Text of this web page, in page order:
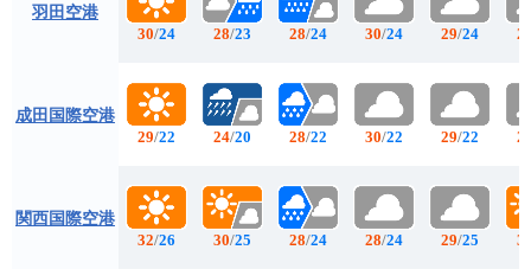
羽田空港
成田国際空港
関西国際空港
30/24
29/22
32/26
28/23
24/20
30/25
28/24
28/22
28/24
30/24
30/22
28/24
29/24
29/22
29/25